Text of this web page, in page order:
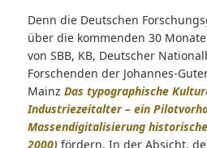
Denn die Deutschen
über die kommenden 30
von SBB, KB, Deutscher
Forschenden der Johannes-
Mainz Das typographische
Industriezeitalter – ein
Massendigitalisierung
2000)fördern. In der Absicht,